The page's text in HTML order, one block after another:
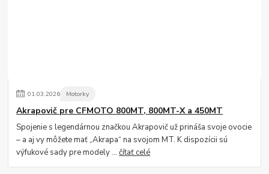
01.03.2026 Motorky
Akrapovič pre CFMOTO 800MT, 800MT-X a 450MT
Spojenie s legendárnou značkou Akrapovič už prináša svoje ovocie
– a aj vy môžete mať „Akrapa“ na svojom MT. K dispozícii sú
výfukové sady pre modely ...čítať celé